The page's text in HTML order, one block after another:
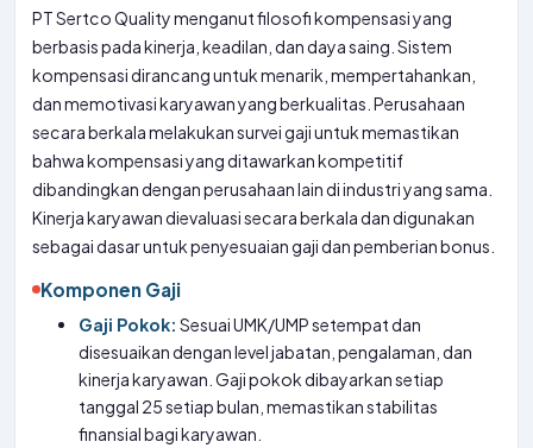
PT Sertco Quality menganut filosofi kompensasi yang
berbasis pada kinerja, keadilan, dan daya saing. Sistem
kompensasi dirancang untuk menarik, mempertahankan,
dan memotivasi karyawan yang berkualitas. Perusahaan
secara berkala melakukan survei gaji untuk memastikan
bahwa kompensasi yang ditawarkan kompetitif
dibandingkan dengan perusahaan lain di industri yang sama.
Kinerja karyawan dievaluasi secara berkala dan digunakan
sebagai dasar untuk penyesuaian gaji dan pemberian bonus.
Komponen Gaji
Gaji Pokok: Sesuai UMK/UMP setempat dan
disesuaikan dengan level jabatan, pengalaman, dan
kinerja karyawan. Gaji pokok dibayarkan setiap
tanggal 25 setiap bulan, memastikan stabilitas
finansial bagi karyawan.